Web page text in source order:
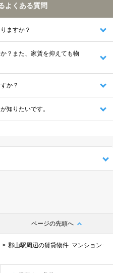
よくある質問
ますか？
？また、家賃を抑えても物
か？
知りたいです。
ページの先頭へ
郡山駅周辺の賃貸物件･マンション･